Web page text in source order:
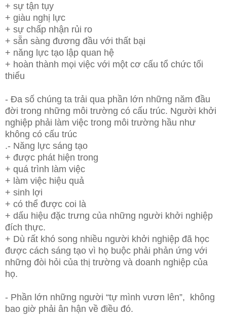
+ sự tận tụy
+ giàu nghị lực
+ sự chấp nhận rủi ro
+ sẵn sàng đương đầu với thất bại
+ năng lực tạo lập quan hệ
+ hoàn thành mọi việc với một cơ cấu tổ chức tối
thiểu
- Đa số chúng ta trải qua phần lớn những năm đầu
đời trong những môi trường có cấu trúc. Người khởi
nghiệp phải làm việc trong môi trường hầu như
không có cấu trúc
.- Năng lực sáng tạo
+ được phát hiện trong
+ quá trình làm việc
+ làm việc hiệu quả
+ sinh lợi
+ có thể được coi là
+ dấu hiệu đặc trưng của những người khởi nghiệp
đích thực.
+ Dù rất khó song nhiều người khởi nghiệp đã học
được cách sáng tạo vì họ buộc phải phản ứng với
những đòi hỏi của thị trường và doanh nghiệp của
họ.
- Phần lớn những người “tự mình vươn lên”, không
bao giờ phải ân hận về điều đó.